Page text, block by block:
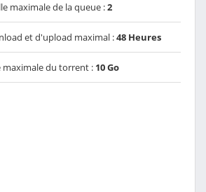
maximale de la queue :2
et d'upload maximal :48 Heures
maximale du torrent : 10 Go